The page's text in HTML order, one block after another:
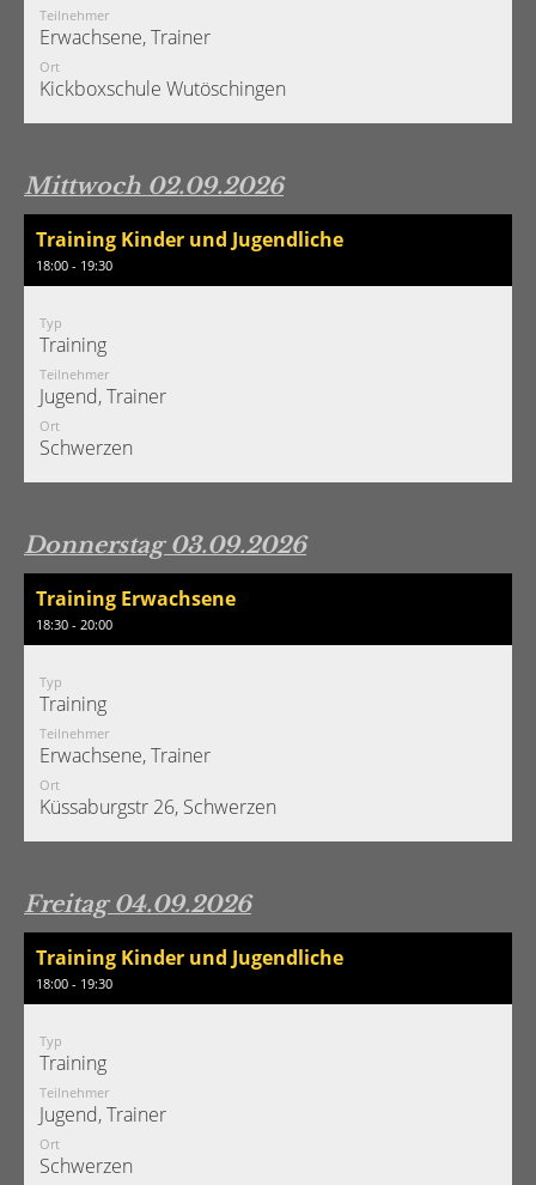
Teilnehmer
Erwachsene, Trainer
Ort
Kickboxschule Wutöschingen
Mittwoch 02.09.2026
Training Kinder und Jugendliche
18:00 - 19:30
Typ
Training
Teilnehmer
Jugend, Trainer
Ort
Schwerzen
Donnerstag 03.09.2026
Training Erwachsene
18:30 - 20:00
Typ
Training
Teilnehmer
Erwachsene, Trainer
Ort
Küssaburgstr 26, Schwerzen
Freitag 04.09.2026
Training Kinder und Jugendliche
18:00 - 19:30
Typ
Training
Teilnehmer
Jugend, Trainer
Ort
Schwerzen